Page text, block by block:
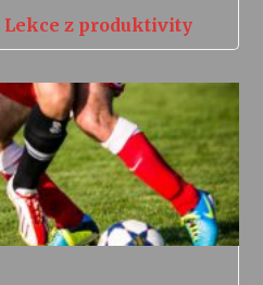
Lekce z produktivity